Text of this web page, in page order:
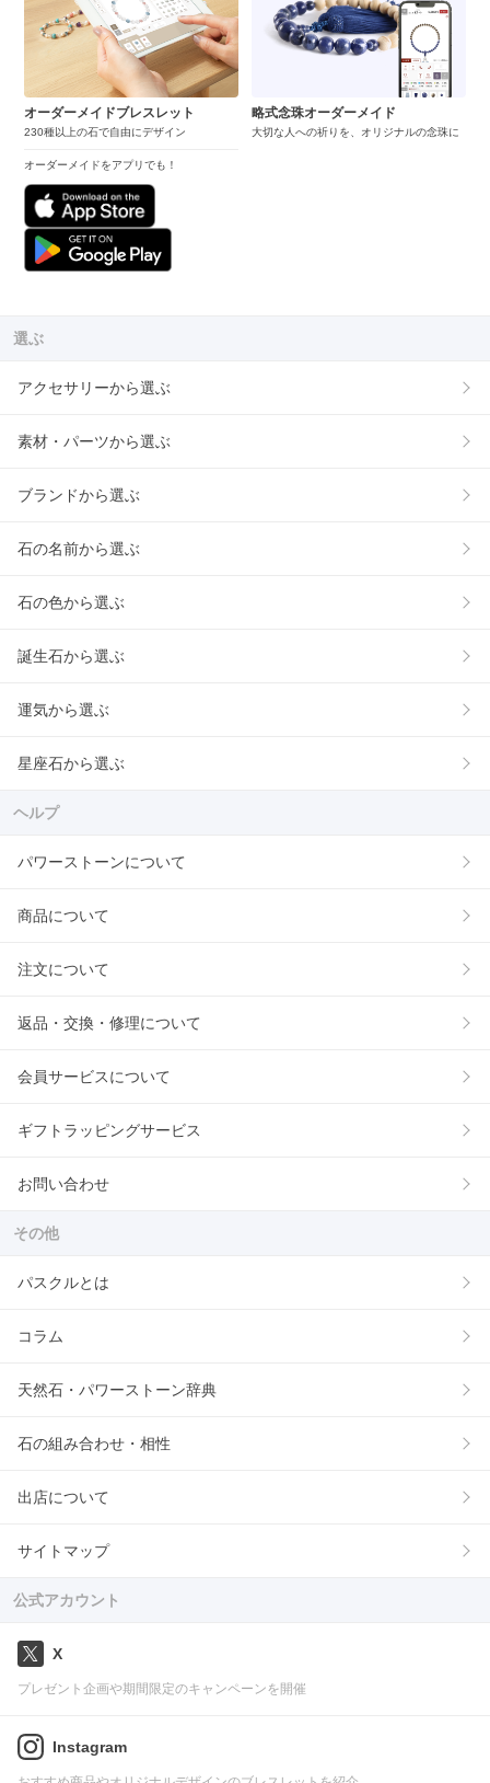
オーダーメイドブレスレット
230種以上の石で自由にデザイン
オーダーメイドをアプリでも！
略式念珠オーダーメイド
大切な人への祈りを、オリジナルの念珠に
選ぶ
アクセサリーから選ぶ
素材・パーツから選ぶ
ブランドから選ぶ
石の名前から選ぶ
石の色から選ぶ
誕生石から選ぶ
運気から選ぶ
星座石から選ぶ
ヘルプ
パワーストーンについて
商品について
注文について
返品・交換・修理について
会員サービスについて
ギフトラッピングサービス
お問い合わせ
その他
パスクルとは
コラム
天然石・パワーストーン辞典
石の組み合わせ・相性
出店について
サイトマップ
公式アカウント
X
プレゼント企画や期間限定のキャンペーンを開催
Instagram